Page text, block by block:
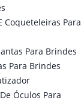
Coqueteleiras Para
Para Brindes
Para Brindes
Óculos Para